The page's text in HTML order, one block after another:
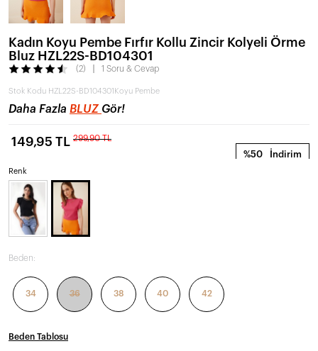
Kadın Koyu Pembe Fırfır Kollu Zincir Kolyeli Örme
Bluz HZL22S-BD104301
(2) 1 Soru & Cevap
Stok Kodu HZL22S-BD104301Koyu Pembe
Daha Fazla BLUZ Gör!
%50 İndirim
149,95 TL 299,90 TL
Renk
Beden:
34 36 38 40 42
Beden Tablosu